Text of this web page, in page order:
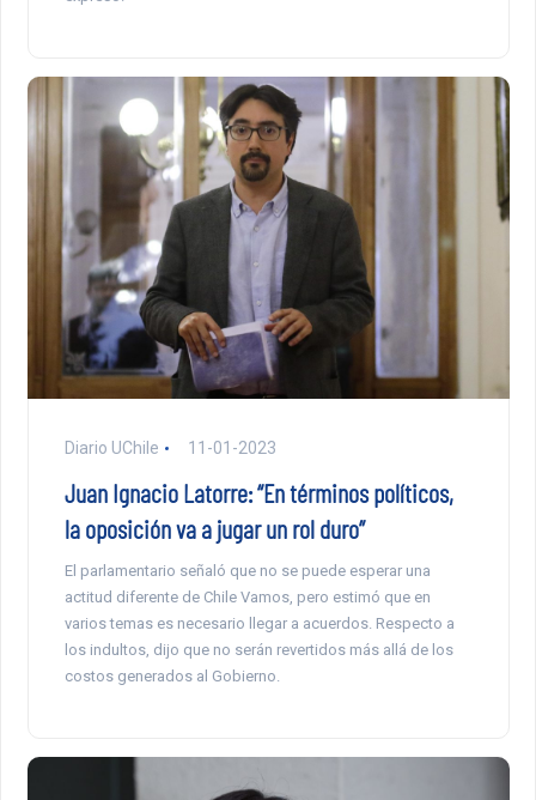
Diario UChile 11-01-2023
Juan Ignacio Latorre: “En términos políticos,
la oposición va a jugar un rol duro”
El parlamentario señaló que no se puede esperar una
actitud diferente de Chile Vamos, pero estimó que en
varios temas es necesario llegar a acuerdos. Respecto a
los indultos, dijo que no serán revertidos más allá de los
costos generados al Gobierno.